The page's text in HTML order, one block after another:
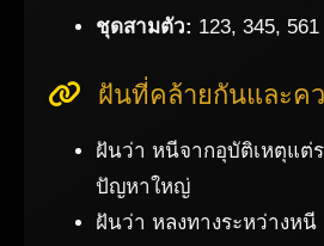
ชุดสามตัว: 123, 345, 561
ฝันที่คล้ายกันและค
ฝันว่า หนีจากอุบัติเหตุแ
ปัญหาใหญ่
ฝันว่า หลงทางระหว่างห